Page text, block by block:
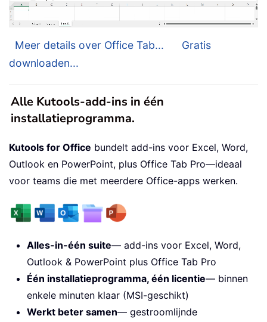
Meer details over Office Tab...
Gratis
downloaden...
Alle Kutools-add-ins in één
installatieprogramma.
Kutools for Office bundelt add-ins voor Excel, Word,
Outlook en PowerPoint, plus Office Tab Pro—ideaal
voor teams die met meerdere Office-apps werken.
Alles-in-één suite— add-ins voor Excel, Word,
Outlook & PowerPoint plus Office Tab Pro
Één installatieprogramma, één licentie— binnen
enkele minuten klaar (MSI-geschikt)
Werkt beter samen— gestroomlijnde